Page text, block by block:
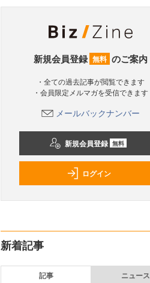
新規会員登録 無料 のご案内
・全ての過去記事が閲覧できます
・会員限定メルマガを受信できます
メールバックナンバー
新規会員登録 無料
ログイン
新着記事
記事 ニュース